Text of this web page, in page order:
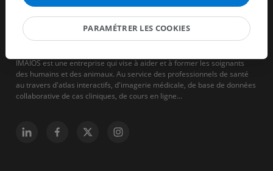
IMAIOS est une entreprise qui vise à aider et à former les soignants
des humains et des animaux. Au service des professionnels de santé
au travers d'atlas interactifs, d'imagerie médicale, de base de données
collaborative de cas cliniques, de cours en ligne...
PARAMÉTRER LES COOKIES